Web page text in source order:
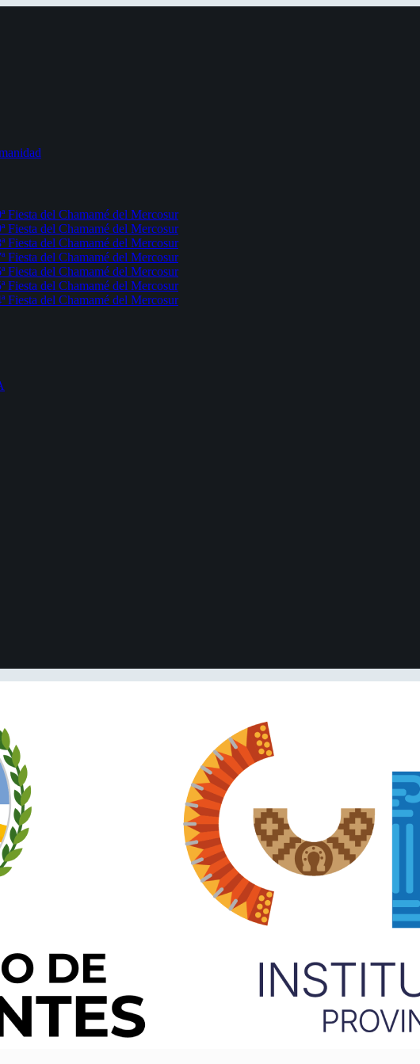
Fiesta del Chamamé del Mercosur
Fiesta del Chamamé del Mercosur
Fiesta del Chamamé del Mercosur
Fiesta del Chamamé del Mercosur
Fiesta del Chamamé del Mercosur
Fiesta del Chamamé del Mercosur
Fiesta del Chamamé del Mercosur